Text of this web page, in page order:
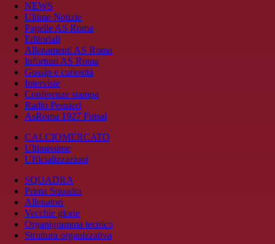
NEWS
Ultime Notizie
Pagelle AS Roma
Editoriali
Allenamenti AS Roma
Infortuni AS Roma
Gossip e curiosità
Interviste
Conferenze stampa
Radio Pensieri
AsRoma 1927 Futsal
CALCIOMERCATO
Ultimissime
Ufficializzazioni
SQUADRA
Prima Squadra
Allenatori
Vecchie glorie
Organigramma tecnico
Struttura organizzativa